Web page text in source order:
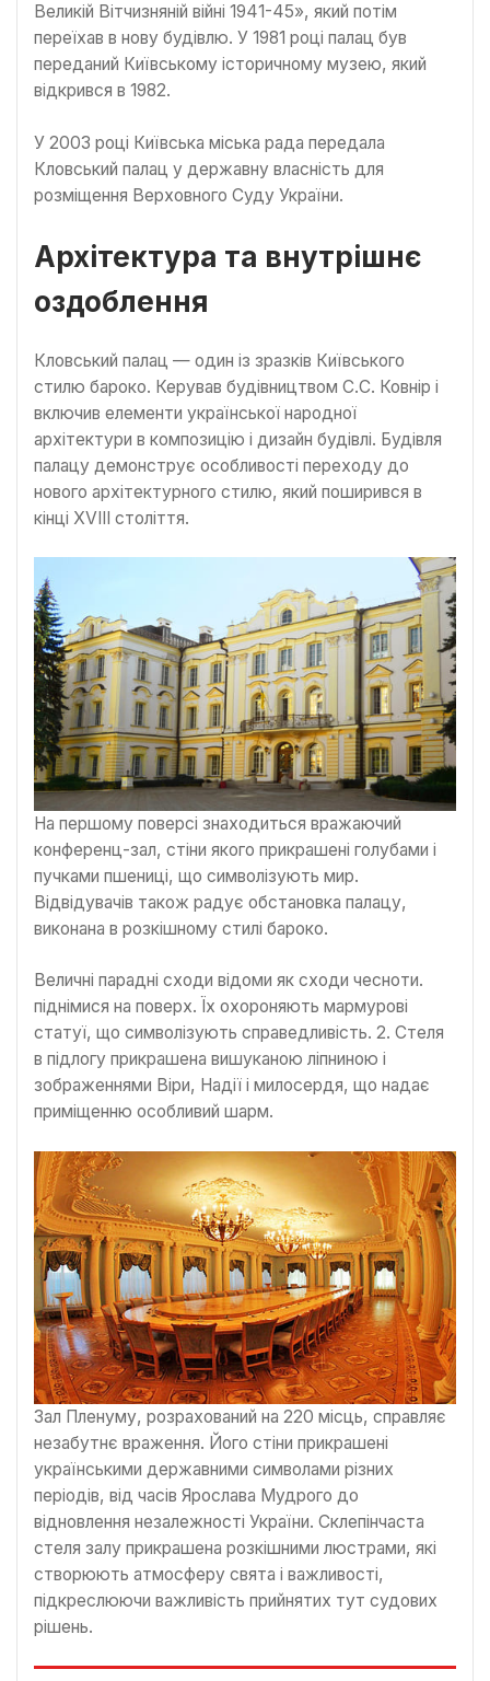
Великій Вітчизняній війні 1941-45», який потім
переїхав в нову будівлю. У 1981 році палац був
переданий Київському історичному музею, який
відкрився в 1982.
У 2003 році Київська міська рада передала
Кловський палац у державну власність для
розміщення Верховного Суду України.
Архітектура та внутрішнє
оздоблення
Кловський палац — один із зразків Київського
стилю бароко. Керував будівництвом С.С. Ковнір і
включив елементи української народної
архітектури в композицію і дизайн будівлі. Будівля
палацу демонструє особливості переходу до
нового архітектурного стилю, який поширився в
кінці XVIII століття.
На першому поверсі знаходиться вражаючий
конференц-зал, стіни якого прикрашені голубами і
пучками пшениці, що символізують мир.
Відвідувачів також радує обстановка палацу,
виконана в розкішному стилі бароко.
Величні парадні сходи відоми як сходи чесноти.
піднімися на поверх. Їх охороняють мармурові
статуї, що символізують справедливість. 2. Стеля
в підлогу прикрашена вишуканою ліпниною і
зображеннями Віри, Надії і милосердя, що надає
приміщенню особливий шарм.
Зал Пленуму, розрахований на 220 місць, справляє
незабутнє враження. Його стіни прикрашені
українськими державними символами різних
періодів, від часів Ярослава Мудрого до
відновлення незалежності України. Склепінчаста
стеля залу прикрашена розкішними люстрами, які
створюють атмосферу свята і важливості,
підкреслюючи важливість прийнятих тут судових
рішень.